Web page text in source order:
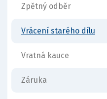
Zpětný odběr
Vrácení starého dílu
Vratná kauce
Záruka